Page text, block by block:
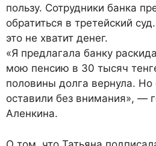
пользу. Сотрудники банка
обратиться в третейский
это не хватит денег.
«Я предлагала банку
мою пенсию в 30 тысяч
половины долга вернула. Но
оставили без внимания», —
Аленкина.